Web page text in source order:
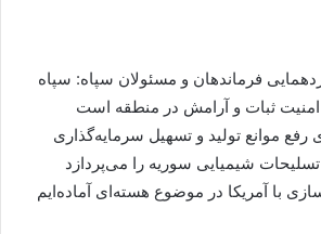
فرماندهان و مسئولان سپاه: سپاه
امنیت ثبات و آرامش در منطقه است
رفع موانع تولید و تسهیل سرمایه‌گذاری
شیمیایی سوریه را می‌پردازد
با آمریکا در موضوع هسته‌ای آماده‌ایم